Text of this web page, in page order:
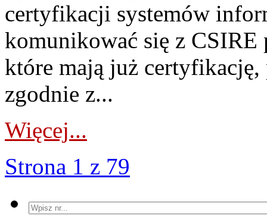
certyfikacji systemów
komunikować się z
które mają już
zgodnie z...
Więcej...
Strona 1 z 79